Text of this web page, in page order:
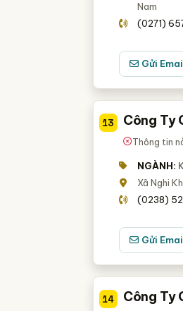
Nam
(0271)
Gửi
13 Công Ty
Thông tin
NGÀNH:
Xã Nghi
(0238)
Gửi
14 Công Ty